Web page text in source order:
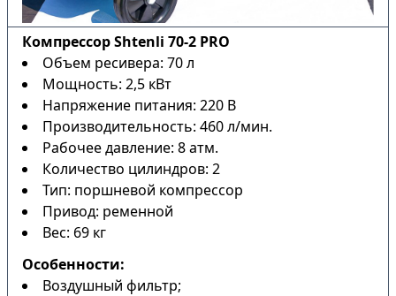
Компрессор Shtenli 70-2 PRO
Объем ресивера: 70 л
Мощность: 2,5 кВт
Напряжение питания: 220 В
Производительность: 460 л/мин.
Рабочее давление: 8 атм.
Количество цилиндров: 2
Тип: поршневой компрессор
Привод: ременной
Вес: 69 кг
Особенности:
Воздушный фильтр;